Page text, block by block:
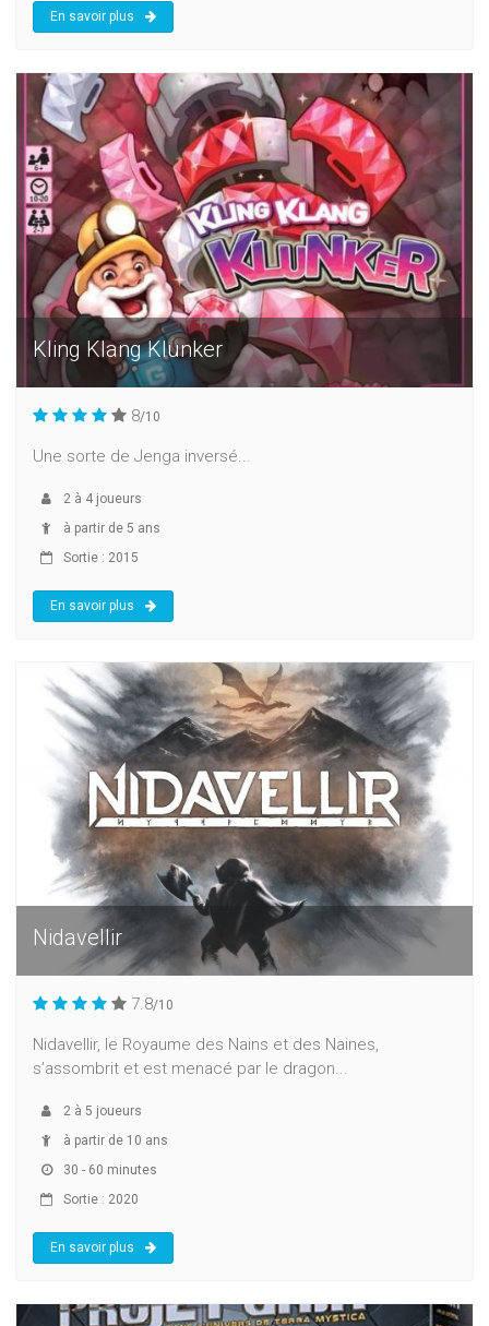
En savoir plus
Kling Klang Klunker
8/10
Une sorte de Jenga inversé...
2 à 4 joueurs
à partir de 5 ans
Sortie : 2015
En savoir plus
Nidavellir
7.8/10
Nidavellir, le Royaume des Nains et des Naines,
s’assombrit et est menacé par le dragon...
2 à 5 joueurs
à partir de 10 ans
30 - 60 minutes
Sortie : 2020
En savoir plus